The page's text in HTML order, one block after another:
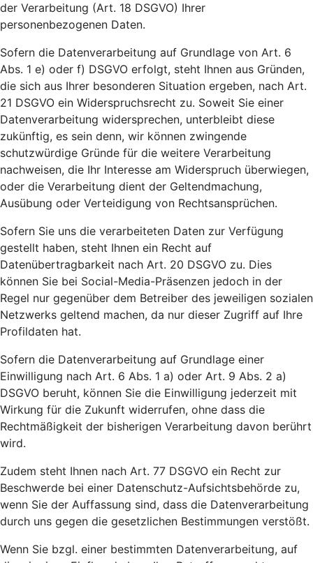
der Verarbeitung (Art. 18 DSGVO) Ihrer
personenbezogenen Daten.
Sofern die Datenverarbeitung auf Grundlage von Art. 6
Abs. 1 e) oder f) DSGVO erfolgt, steht Ihnen aus Gründen,
die sich aus Ihrer besonderen Situation ergeben, nach Art.
21 DSGVO ein Widerspruchsrecht zu. Soweit Sie einer
Datenverarbeitung widersprechen, unterbleibt diese
zukünftig, es sein denn, wir können zwingende
schutzwürdige Gründe für die weitere Verarbeitung
nachweisen, die Ihr Interesse am Widerspruch überwiegen,
oder die Verarbeitung dient der Geltendmachung,
Ausübung oder Verteidigung von Rechtsansprüchen.
Sofern Sie uns die verarbeiteten Daten zur Verfügung
gestellt haben, steht Ihnen ein Recht auf
Datenübertragbarkeit nach Art. 20 DSGVO zu. Dies
können Sie bei Social-Media-Präsenzen jedoch in der
Regel nur gegenüber dem Betreiber des jeweiligen sozialen
Netzwerks geltend machen, da nur dieser Zugriff auf Ihre
Profildaten hat.
Sofern die Datenverarbeitung auf Grundlage einer
Einwilligung nach Art. 6 Abs. 1 a) oder Art. 9 Abs. 2 a)
DSGVO beruht, können Sie die Einwilligung jederzeit mit
Wirkung für die Zukunft widerrufen, ohne dass die
Rechtmäßigkeit der bisherigen Verarbeitung davon berührt
wird.
Zudem steht Ihnen nach Art. 77 DSGVO ein Recht zur
Beschwerde bei einer Datenschutz-Aufsichtsbehörde zu,
wenn Sie der Auffassung sind, dass die Datenverarbeitung
durch uns gegen die gesetzlichen Bestimmungen verstößt.
Wenn Sie bzgl. einer bestimmten Datenverarbeitung, auf